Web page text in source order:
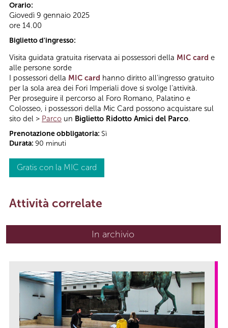
Orario:
Giovedì 9 gennaio 2025
ore 14.00
Biglietto d'ingresso:
Visita guidata gratuita riservata ai possessori della MIC card e
alle persone sorde
I possessori della MIC card hanno diritto all'ingresso gratuito
per la sola area dei Fori Imperiali dove si svolge l'attività.
Per proseguire il percorso al Foro Romano, Palatino e
Colosseo, i possessori della Mic Card possono acquistare sul
sito del > Parco un Biglietto Ridotto Amici del Parco.
Prenotazione obbligatoria: Sì
Durata: 90 minuti
Gratis con la MIC card
Attività correlate
In archivio